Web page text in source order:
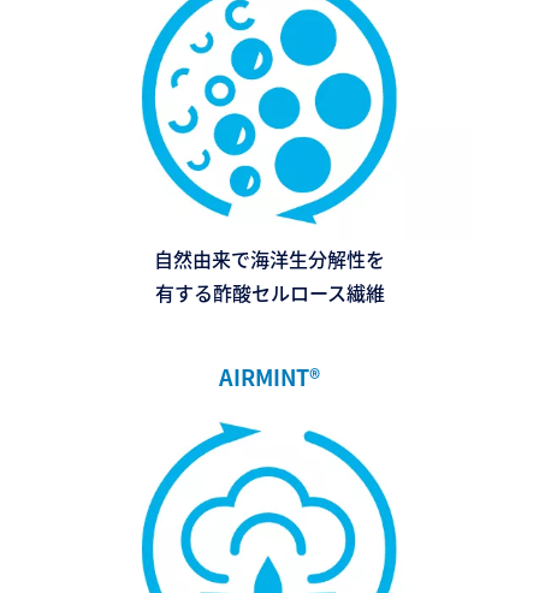
自然由来で海洋生分解性を
有する酢酸セルロース繊維
AIRMINT®